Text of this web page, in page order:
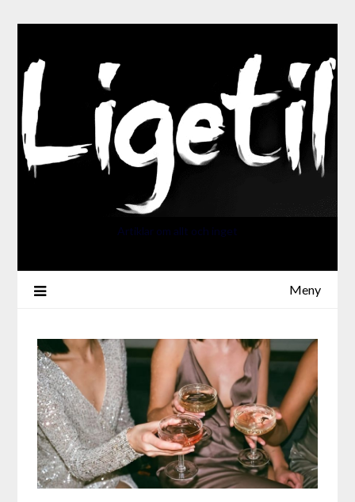
Artiklar om allt och inget
Meny